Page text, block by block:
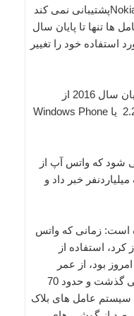
10، Nokia S40، و Nokia Symbian S60پشتیبانی نمی کند
ها تنها تا پایان سال
استفاده خود را تغییر
واتس آپ همچنین می گوید تنها تا پایان سال 2016 از
سیستم عامل های Android 2.1 و 2.2 یا Windows Phone
شود که واتس آپ از
خبر داد و
است: زمانی که واتس
خود را در سال 2009 آغاز کرد، استفاده از
بود، از عمر
فروشگاه Apple App تنها چند ماه می گذشت و حدود 70
عامل های بلاک